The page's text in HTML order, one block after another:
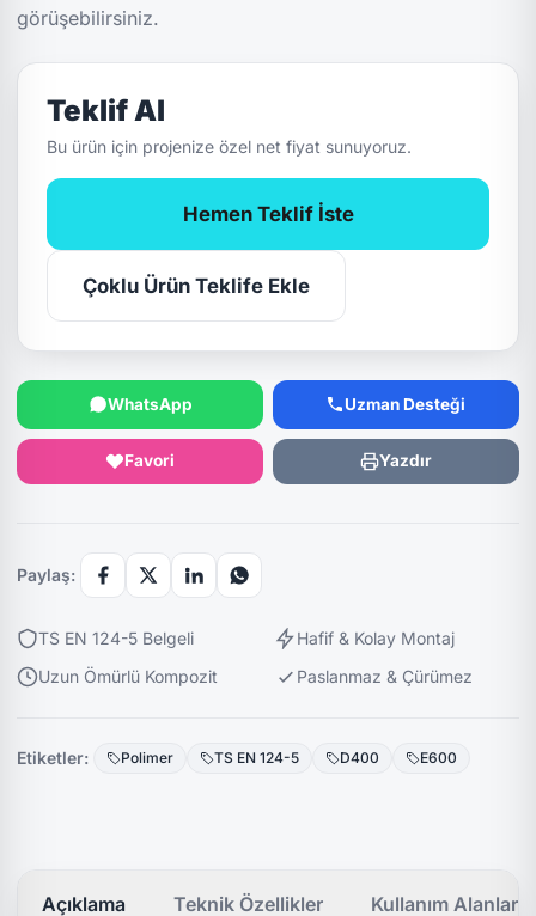
görüşebilirsiniz.
Teklif Al
Bu ürün için projenize özel net fiyat sunuyoruz.
Hemen Teklif İste
Çoklu Ürün Teklife Ekle
WhatsApp Uzman Desteği
Favori Yazdır
Paylaş:
TS EN 124-5 Belgeli
Hafif & Kolay Montaj
Uzun Ömürlü Kompozit
Paslanmaz & Çürümez
Etiketler: Polimer TS EN 124-5 D400 E600
Açıklama Teknik Özellikler Kullanım Alanları